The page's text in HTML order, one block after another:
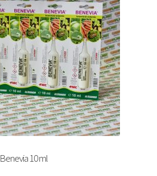
Benevia 10 ml